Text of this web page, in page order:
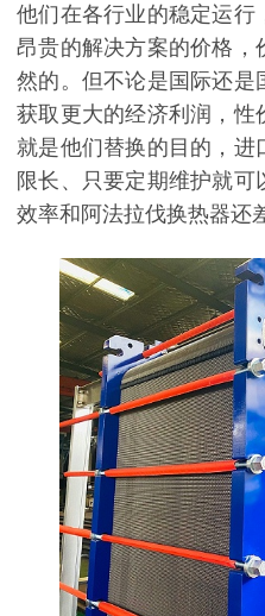
他们在各行业的稳定运行
昂贵的解决方案的价格，
然的。但不论是国际还是
获取更大的经济利润，性
就是他们替换的目的，
限长、只要定期维护就
效率和阿法拉伐换热器还